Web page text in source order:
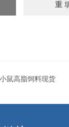
鼠高脂饲料现货